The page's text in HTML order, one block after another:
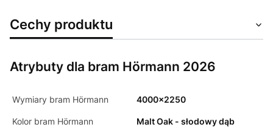
Cechy produktu
Atrybuty dla bram Hörmann 2026
Wymiary bram Hörmann 4000x2250
Kolor bram Hörmann
Malt Oak - słodowy dąb